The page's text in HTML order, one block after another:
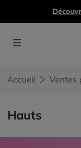
Accueil Ventes
Hauts